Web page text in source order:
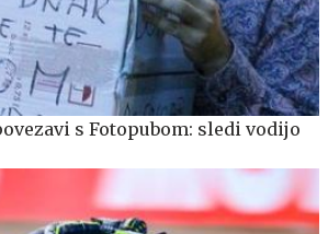
s Fotopubom: sledi vodijo